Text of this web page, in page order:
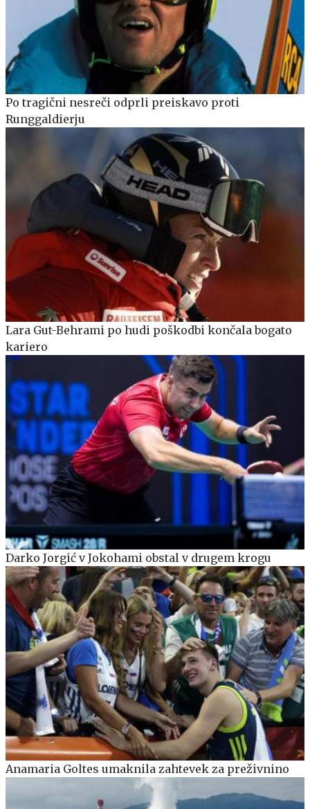
Po tragični nesreči odprli preiskavo proti
Runggaldierju
Lara Gut-Behrami po hudi poškodbi končala bogato
kariero
Darko Jorgić v Jokohami obstal v drugem krogu
Anamaria Goltes umaknila zahtevek za preživnino